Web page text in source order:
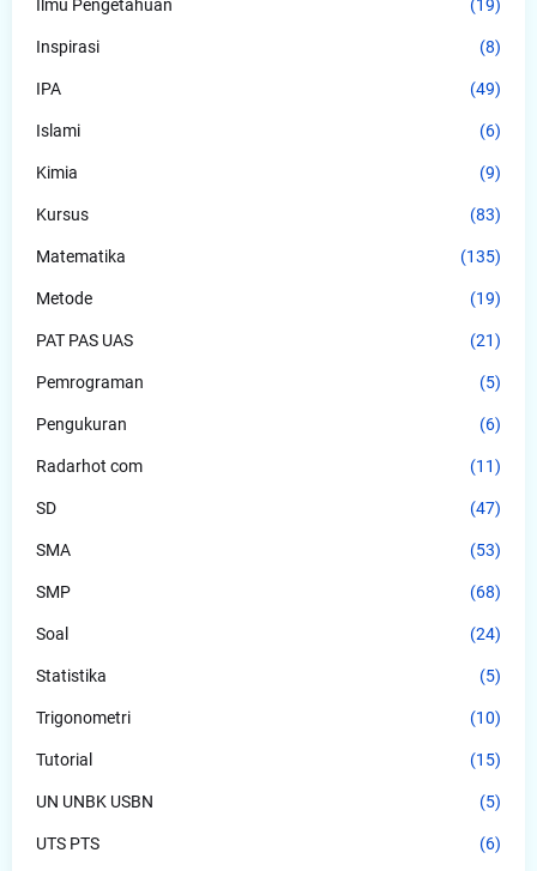
Ilmu Pengetahuan (19)
Inspirasi (8)
IPA (49)
Islami (6)
Kimia (9)
Kursus (83)
Matematika (135)
Metode (19)
PAT PAS UAS (21)
Pemrograman (5)
Pengukuran (6)
Radarhot com (11)
SD (47)
SMA (53)
SMP (68)
Soal (24)
Statistika (5)
Trigonometri (10)
Tutorial (15)
UN UNBK USBN (5)
UTS PTS (6)